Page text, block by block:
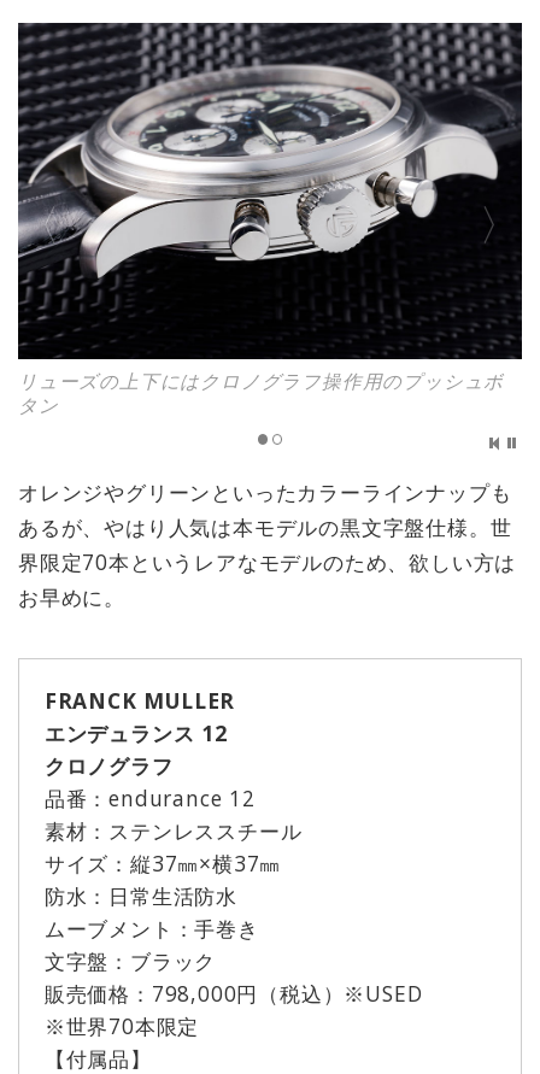
リューズの上下にはクロノグラフ操作用のプッシュボ
タン
オレンジやグリーンといったカラーラインナップも
あるが、やはり人気は本モデルの黒文字盤仕様。世
界限定70本というレアなモデルのため、欲しい方は
お早めに。
FRANCK MULLER
エンデュランス 12
クロノグラフ
品番：endurance 12
素材：ステンレススチール
サイズ：縦37㎜×横37㎜
防水：日常生活防水
ムーブメント：手巻き
文字盤：ブラック
販売価格：798,000円（税込）※USED
※世界70本限定
【付属品】